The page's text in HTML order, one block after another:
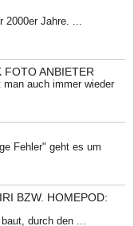
2000er Jahre. ...
ANBIETER
auch immer wieder
Fehler" geht es um
BZW. HOMEPOD:
durch den ...